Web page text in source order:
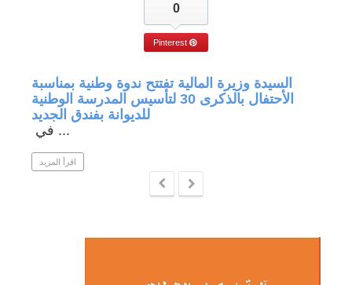
0
Pinterest
السيدة وزيرة المالية تفتتح ندوة وطنية بمناسبة
الأحتفال بالذكرى 30 لتأسيس المدرسة الوطنية
للديوانة بفندق الجديد
في ...
اقرأ المزيد